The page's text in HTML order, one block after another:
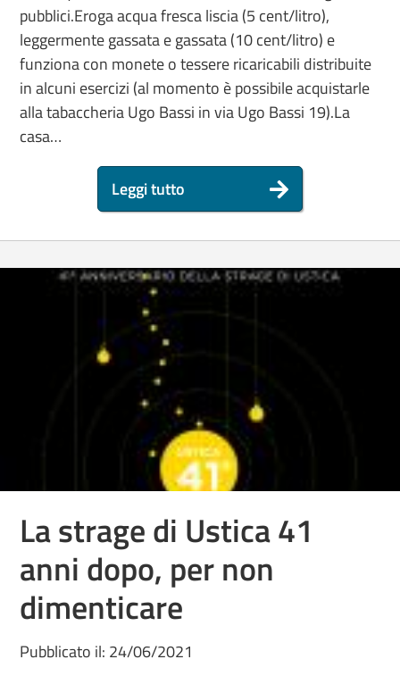
pubblici.Eroga acqua fresca liscia (5 cent/litro),
leggermente gassata e gassata (10 cent/litro) e
funziona con monete o tessere ricaricabili distribuite
in alcuni esercizi (al momento è possibile acquistarle
alla tabaccheria Ugo Bassi in via Ugo Bassi 19).La
casa…
Leggi tutto
La strage di Ustica 41
anni dopo, per non
dimenticare
Pubblicato il: 24/06/2021